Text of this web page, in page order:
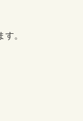
。